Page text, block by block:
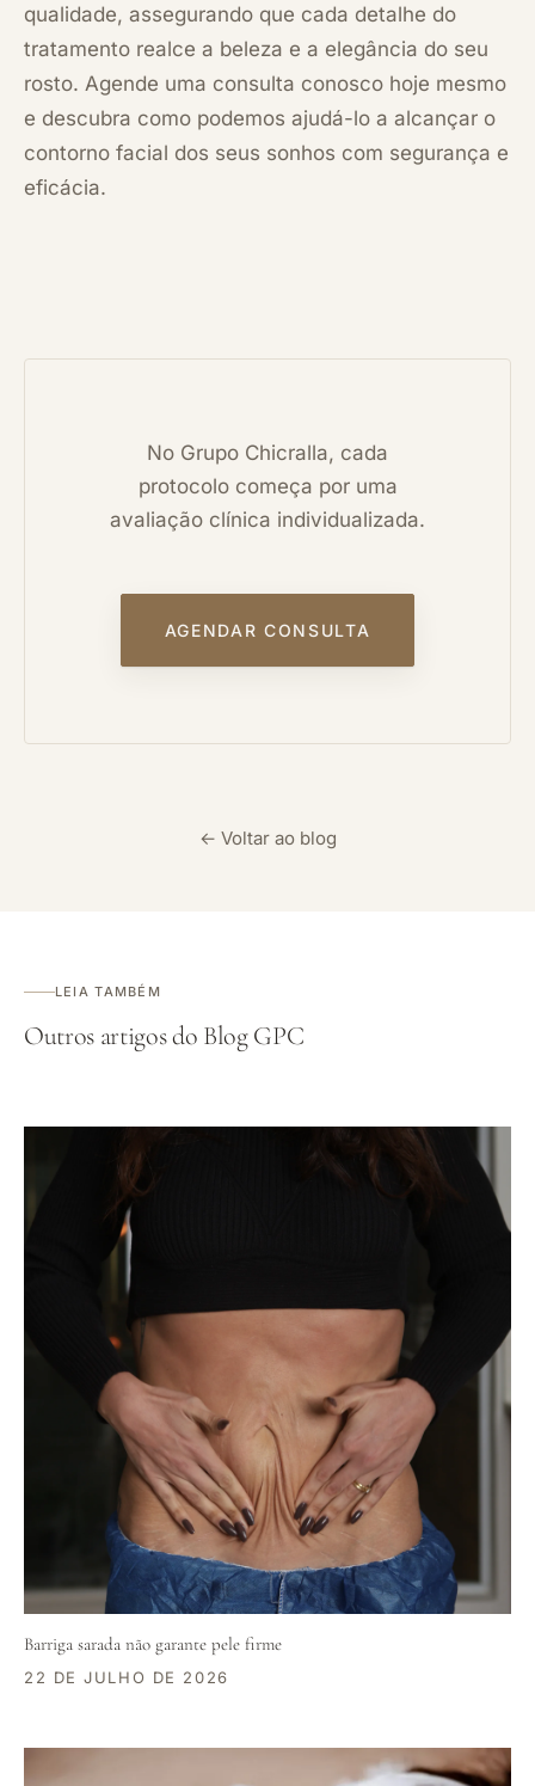
qualidade, assegurando que cada detalhe do
tratamento realce a beleza e a elegância do seu
rosto. Agende uma consulta conosco hoje mesmo
e descubra como podemos ajudá-lo a alcançar o
contorno facial dos seus sonhos com segurança e
eficácia.
No Grupo Chicralla, cada
protocolo começa por uma
avaliação clínica individualizada.
AGENDAR CONSULTA
← Voltar ao blog
LEIA TAMBÉM
Outros artigos do Blog GPC
Barriga sarada não garante pele firme
22 DE JULHO DE 2026